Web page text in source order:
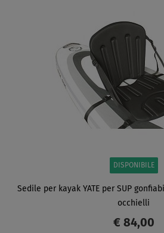
DISPONIBILE
Sedile per kayak YATE per SUP
occhielli
€ 84,00